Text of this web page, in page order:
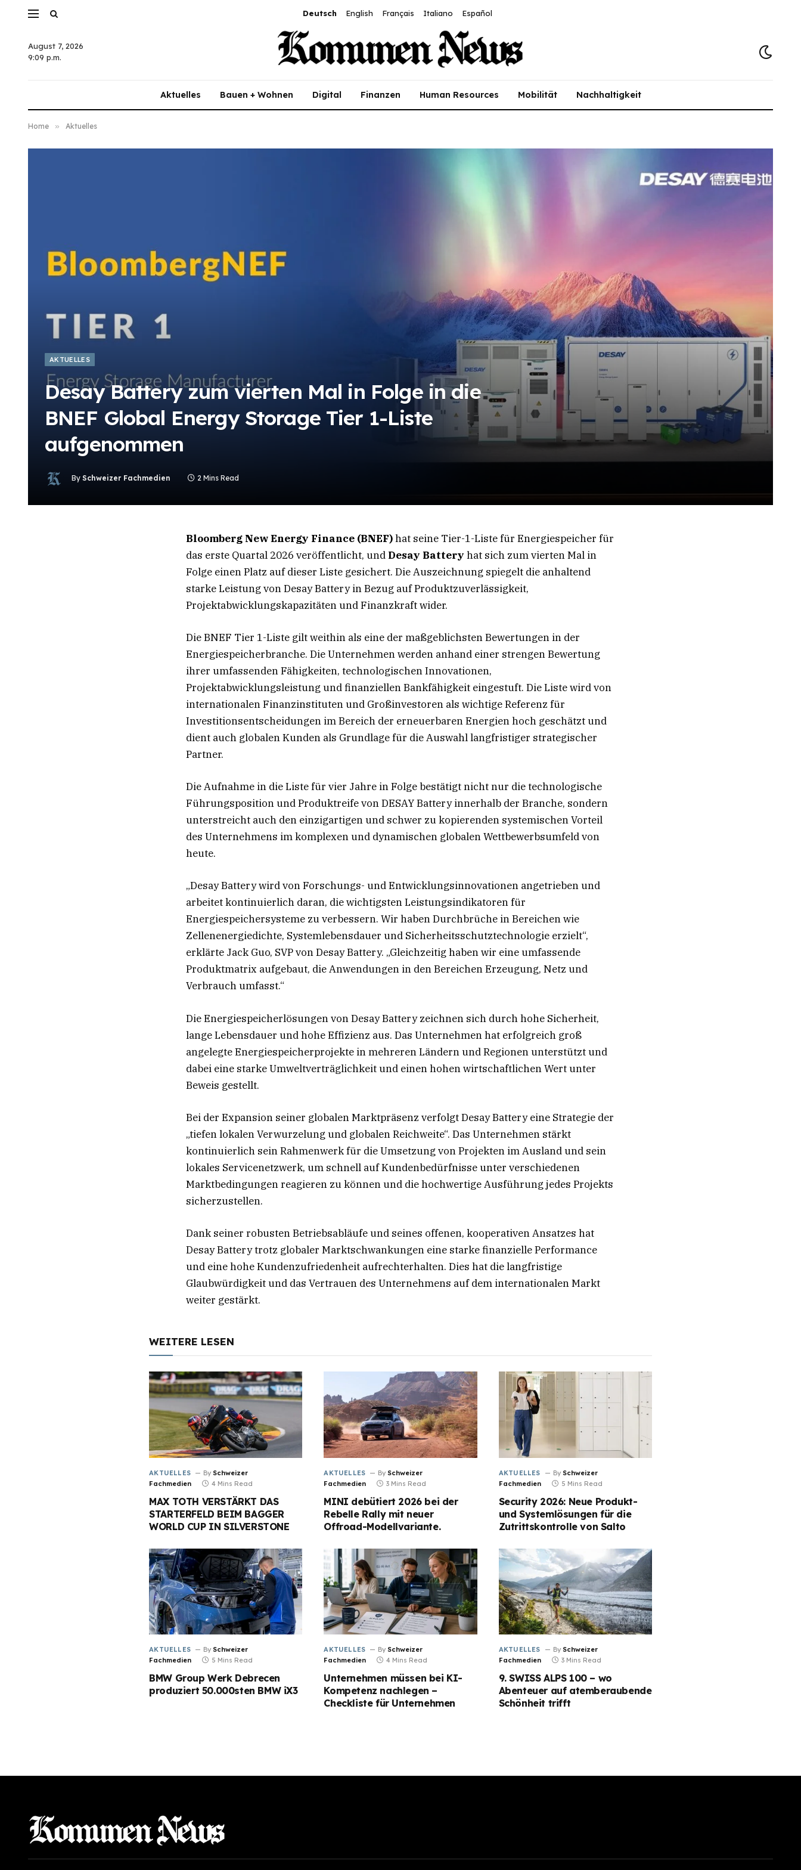
Deutsch English Français Italiano Español
August 7, 2026
9:09 p.m.
Aktuelles Bauen + Wohnen Digital Finanzen Human Resources Mobilität Nachhaltigkeit
Home » Aktuelles
AKTUELLES
Desay Battery zum vierten Mal in Folge in die
BNEF Global Energy Storage Tier 1-Liste
aufgenommen
By Schweizer Fachmedien 2 Mins Read
Bloomberg New Energy Finance (BNEF)hat seine Tier-1-Liste für Energiespeicher für
das erste Quartal 2026 veröffentlicht, und Desay Battery hat sich zum vierten Mal in
Folge einen Platz auf dieser Liste gesichert. Die Auszeichnung spiegelt die anhaltend
starke Leistung von Desay Battery in Bezug auf Produktzuverlässigkeit,
Projektabwicklungskapazitäten und Finanzkraft wider.
Die BNEF Tier 1-Liste gilt weithin als eine der maßgeblichsten Bewertungen in der
Energiespeicherbranche. Die Unternehmen werden anhand einer strengen Bewertung
ihrer umfassenden Fähigkeiten, technologischen Innovationen,
Projektabwicklungsleistung und finanziellen Bankfähigkeit eingestuft. Die Liste wird von
internationalen Finanzinstituten und Großinvestoren als wichtige Referenz für
Investitionsentscheidungen im Bereich der erneuerbaren Energien hoch geschätzt und
dient auch globalen Kunden als Grundlage für die Auswahl langfristiger strategischer
Partner.
Die Aufnahme in die Liste für vier Jahre in Folge bestätigt nicht nur die technologische
Führungsposition und Produktreife von DESAY Battery innerhalb der Branche, sondern
unterstreicht auch den einzigartigen und schwer zu kopierenden systemischen Vorteil
des Unternehmens im komplexen und dynamischen globalen Wettbewerbsumfeld von
heute.
„Desay Battery wird von Forschungs- und Entwicklungsinnovationen angetrieben und
arbeitet kontinuierlich daran, die wichtigsten Leistungsindikatoren für
Energiespeichersysteme zu verbessern. Wir haben Durchbrüche in Bereichen wie
Zellenenergiedichte, Systemlebensdauer und Sicherheitsschutztechnologie erzielt“,
erklärte Jack Guo, SVP von Desay Battery. „Gleichzeitig haben wir eine umfassende
Produktmatrix aufgebaut, die Anwendungen in den Bereichen Erzeugung, Netz und
Verbrauch umfasst.“
Die Energiespeicherlösungen von Desay Battery zeichnen sich durch hohe Sicherheit,
lange Lebensdauer und hohe Effizienz aus. Das Unternehmen hat erfolgreich groß
angelegte Energiespeicherprojekte in mehreren Ländern und Regionen unterstützt und
dabei eine starke Umweltverträglichkeit und einen hohen wirtschaftlichen Wert unter
Beweis gestellt.
Bei der Expansion seiner globalen Marktpräsenz verfolgt Desay Battery eine Strategie der
„tiefen lokalen Verwurzelung und globalen Reichweite“. Das Unternehmen stärkt
kontinuierlich sein Rahmenwerk für die Umsetzung von Projekten im Ausland und sein
lokales Servicenetzwerk, um schnell auf Kundenbedürfnisse unter verschiedenen
Marktbedingungen reagieren zu können und die hochwertige Ausführung jedes Projekts
sicherzustellen.
Dank seiner robusten Betriebsabläufe und seines offenen, kooperativen Ansatzes hat
Desay Battery trotz globaler Marktschwankungen eine starke finanzielle Performance
und eine hohe Kundenzufriedenheit aufrechterhalten. Dies hat die langfristige
Glaubwürdigkeit und das Vertrauen des Unternehmens auf dem internationalen Markt
weiter gestärkt.
WEITERE LESEN
AKTUELLES By Schweizer
Fachmedien
4 Mins Read
MAX TOTH VERSTÄRKT DAS
STARTERFELD BEIM BAGGER
WORLD CUP IN SILVERSTONE
AKTUELLES By Schweizer
Fachmedien
3 Mins Read
MINI debütiert 2026 bei der
Rebelle Rally mit neuer
Offroad-Modellvariante.
AKTUELLES By Schweizer
Fachmedien
5 Mins Read
Security 2026: Neue Produkt-
und Systemlösungen für die
Zutrittskontrolle von Salto
AKTUELLES By Schweizer
Fachmedien
5 Mins Read
BMW Group Werk Debrecen
produziert 50.000sten BMW iX3
AKTUELLES By Schweizer
Fachmedien
4 Mins Read
Unternehmen müssen bei KI-
Kompetenz nachlegen –
Checkliste für Unternehmen
AKTUELLES By Schweizer
Fachmedien
3 Mins Read
9. SWISS ALPS 100 – wo
Abenteuer auf atemberaubende
Schönheit trifft